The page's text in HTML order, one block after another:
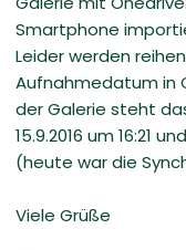
Smartphone
Leider werden
Aufnahmedatum in
der Galerie steht
15.9.2016 um 16:21
(heute war die
Viele Grüße